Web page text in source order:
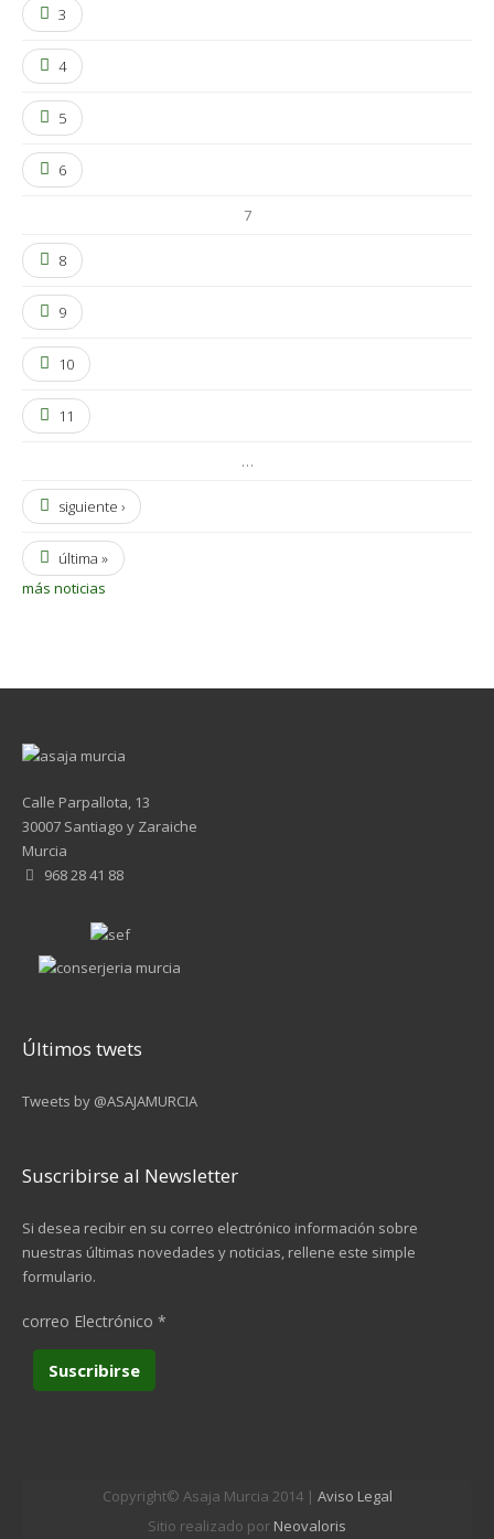
3
4
5
6
7
8
9
10
11
…
siguiente ›
última »
más noticias
Calle Parpallota, 13
30007 Santiago y Zaraiche
Murcia
968 28 41 88
Últimos twets
Tweets by @ASAJAMURCIA
Suscribirse al Newsletter
Si desea recibir en su correo electrónico información sobre
nuestras últimas novedades y noticias, rellene este simple
formulario.
correo Electrónico *
Copyright© Asaja Murcia 2014 | Aviso Legal
Sitio realizado por Neovaloris